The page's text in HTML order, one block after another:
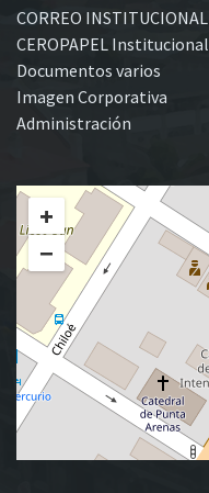
CORREO INSTITUCIONAL
CEROPAPEL Institucional
Documentos varios
Imagen Corporativa
Administración
+
−